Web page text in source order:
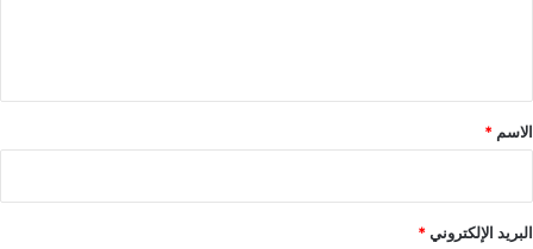
*
الاسم *
البريد الإلكتروني*